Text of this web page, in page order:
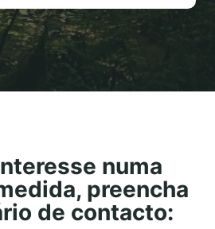
numa
preencha
de contacto: